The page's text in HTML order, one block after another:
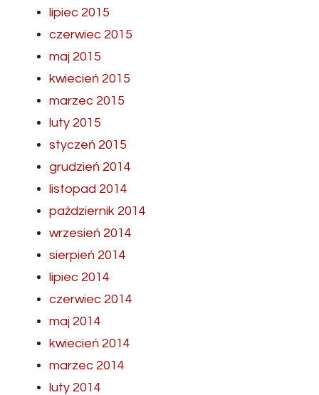
lipiec 2015
czerwiec 2015
maj 2015
kwiecień 2015
marzec 2015
luty 2015
styczeń 2015
grudzień 2014
listopad 2014
październik 2014
wrzesień 2014
sierpień 2014
lipiec 2014
czerwiec 2014
maj 2014
kwiecień 2014
marzec 2014
luty 2014